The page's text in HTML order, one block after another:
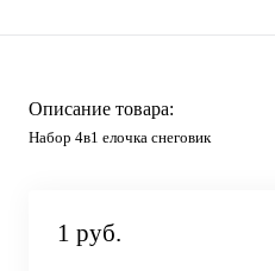
Описание товара:
Набор 4в1 елочка снеговик
1 руб.